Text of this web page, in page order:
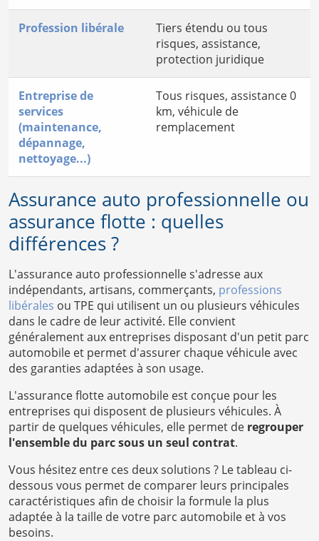
Profession libérale
Tiers étendu ou tous
risques, assistance,
protection juridique
Entreprise de
services
(maintenance,
dépannage,
nettoyage...)
Tous risques, assistance 0
km, véhicule de
remplacement
Assurance auto professionnelle ou
assurance flotte : quelles
différences ?
L'assurance auto professionnelle s'adresse aux
indépendants, artisans, commerçants, professions
libérales ou TPE qui utilisent un ou plusieurs véhicules
dans le cadre de leur activité. Elle convient
généralement aux entreprises disposant d'un petit parc
automobile et permet d'assurer chaque véhicule avec
des garanties adaptées à son usage.
L'assurance flotte automobile est conçue pour les
entreprises qui disposent de plusieurs véhicules. À
partir de quelques véhicules, elle permet de regrouper
l'ensemble du parc sous un seul contrat.
Vous hésitez entre ces deux solutions ? Le tableau ci-
dessous vous permet de comparer leurs principales
caractéristiques afin de choisir la formule la plus
adaptée à la taille de votre parc automobile et à vos
besoins.